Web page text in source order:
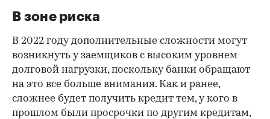
В зоне риска
В 2022 году дополнительные сложности могут
возникнуть у заемщиков с высоким уровнем
долговой нагрузки, поскольку банки обращают
на это все больше внимания. Как и ранее,
сложнее будет получить кредит тем, у кого в
прошлом были просрочки по другим кредитам,